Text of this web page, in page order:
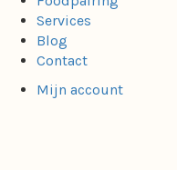
Services
Blog
Contact
Mijn account